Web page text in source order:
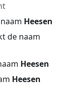
Heesen
de naam
Heesen
Heesen